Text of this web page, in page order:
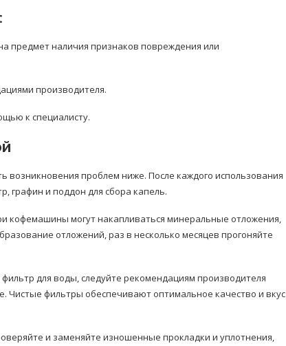
предмет наличия признаков повреждения или
производителя.
к специалисту.
возникновения проблем ниже. После каждого использования
графин и поддон для сбора капель.
кофемашины могут накапливаться минеральные отложения,
отложений, раз в несколько месяцев прогоняйте
фильтр для воды, следуйте рекомендациям производителя
Чистые фильтры обеспечивают оптимальное качество и вкус
и заменяйте изношенные прокладки и уплотнения,